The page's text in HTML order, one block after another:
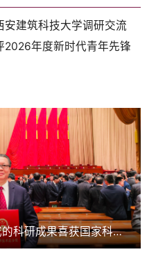
安建筑科技大学调研交流
2026年度新时代青年先锋
重磅！张立峰校长主持完成的科研成果喜获国家科技进步二等奖